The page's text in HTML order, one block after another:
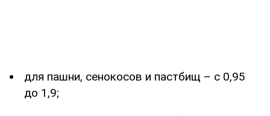
для пашни, сенокосов и пастбищ – с 0,95
до 1,9;